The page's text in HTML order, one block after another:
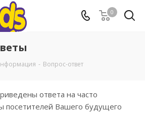
0
- Вопрос-ответ
ответа на часто
посетителей Вашего будущего